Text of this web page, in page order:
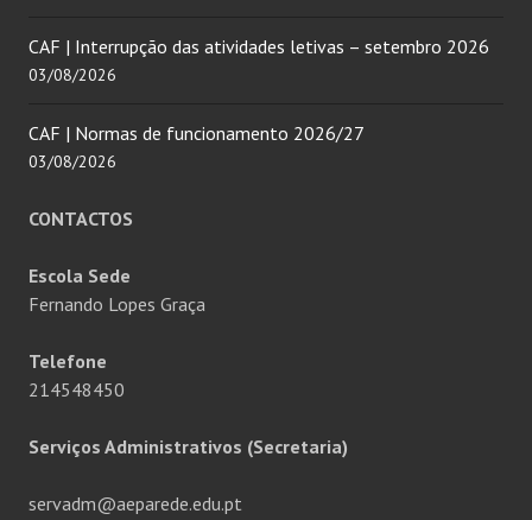
CAF | Interrupção das atividades letivas – setembro 2026
03/08/2026
CAF | Normas de funcionamento 2026/27
03/08/2026
CONTACTOS
Escola Sede
Fernando Lopes Graça
Telefone
214548450
Serviços Administrativos (Secretaria)
servadm@aeparede.edu.pt